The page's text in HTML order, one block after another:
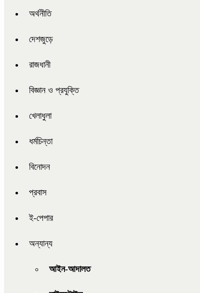
অর্থনীতি
দেশজুড়ে
রাজধানী
বিজ্ঞান ও প্রযুক্তি
খেলাধুলা
ধর্মচিন্তা
বিনোদন
প্রবাস
ই-পেপার
অন্যান্য
আইন-আদালত